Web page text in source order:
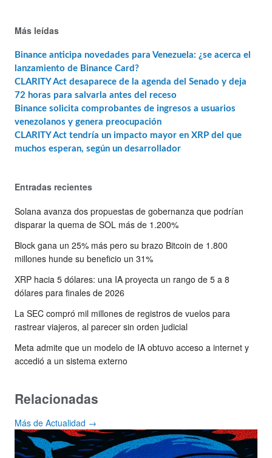
Más leídas
Binance anticipa novedades para Venezuela: ¿se acerca el
lanzamiento de Binance Card?
CLARITY Act desaparece de la agenda del Senado y deja
72 horas para salvarla antes del receso
Binance solicita comprobantes de ingresos a usuarios
venezolanos y genera preocupación
CLARITY Act tendría un impacto mayor en XRP del que
muchos esperan, según un desarrollador
Entradas recientes
Solana avanza dos propuestas de gobernanza que podrían
disparar la quema de SOL más de 1.200%
Block gana un 25% más pero su brazo Bitcoin de 1.800
millones hunde su beneficio un 31%
XRP hacia 5 dólares: una IA proyecta un rango de 5 a 8
dólares para finales de 2026
La SEC compró mil millones de registros de vuelos para
rastrear viajeros, al parecer sin orden judicial
Meta admite que un modelo de IA obtuvo acceso a internet y
accedió a un sistema externo
Relacionadas
Más de Actualidad →